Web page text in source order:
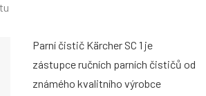
Parní čistič Kärcher SC 1 je
zástupce ručních parních čističů od
známého kvalitního výrobce